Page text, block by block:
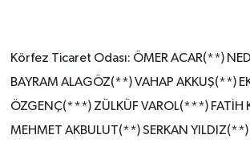
Körfez Ticaret Odası: ÖMER ACAR(**)
BAYRAM ALAGÖZ(**) VAHAP AKKUŞ(**)
ÖZGENÇ(***) ZÜLKÜF VAROL(***) FATİH
MEHMET AKBULUT(**) SERKAN YILDIZ(**)